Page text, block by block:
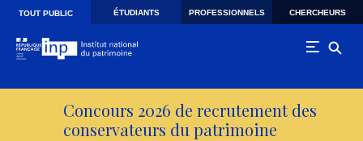
Skip to main navigation
Aller au contenu principal
TOUT PUBLIC ÉTUDIANTS PROFESSIONNELS CHERCHEURS
Concours 2026 de recrutement des
conservateurs du patrimoine